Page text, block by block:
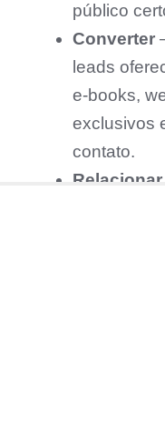
público
Converter
leads
e-books,
exclusivos
contato.
Relacionar